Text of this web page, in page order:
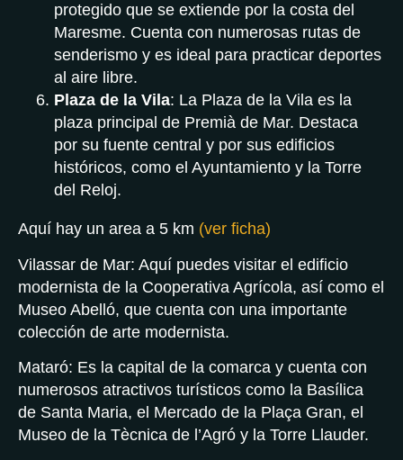
protegido que se extiende por la costa del
Maresme. Cuenta con numerosas rutas de
senderismo y es ideal para practicar deportes
al aire libre.
Plaza de la Vila: La Plaza de la Vila es la
plaza principal de Premià de Mar. Destaca
por su fuente central y por sus edificios
históricos, como el Ayuntamiento y la Torre
del Reloj.
Aquí hay un area a 5 km (ver ficha)
Vilassar de Mar: Aquí puedes visitar el edificio
modernista de la Cooperativa Agrícola, así como el
Museo Abelló, que cuenta con una importante
colección de arte modernista.
Mataró: Es la capital de la comarca y cuenta con
numerosos atractivos turísticos como la Basílica
de Santa Maria, el Mercado de la Plaça Gran, el
Museo de la Tècnica de l’Agró y la Torre Llauder.